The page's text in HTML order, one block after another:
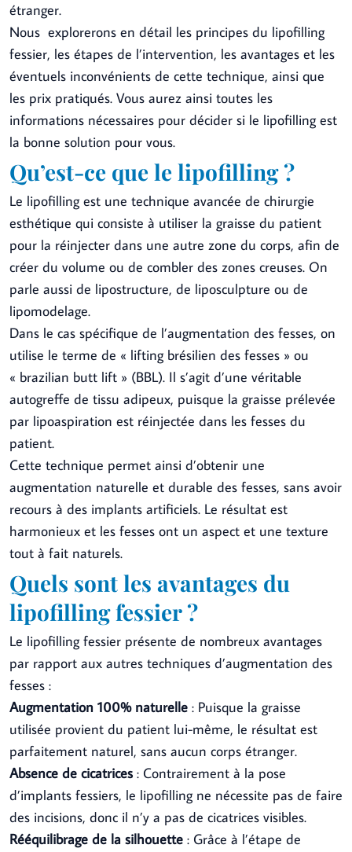
étranger.
Nous explorerons en détail les principes du lipofilling
fessier, les étapes de l’intervention, les avantages et les
éventuels inconvénients de cette technique, ainsi que
les prix pratiqués. Vous aurez ainsi toutes les
informations nécessaires pour décider si le lipofilling est
la bonne solution pour vous.
Qu’est-ce que le lipofilling ?
Le lipofilling est une technique avancée de chirurgie
esthétique qui consiste à utiliser la graisse du patient
pour la réinjecter dans une autre zone du corps, afin de
créer du volume ou de combler des zones creuses. On
parle aussi de lipostructure, de liposculpture ou de
lipomodelage.
Dans le cas spécifique de l’augmentation des fesses, on
utilise le terme de « lifting brésilien des fesses » ou
« brazilian butt lift » (BBL). Il s’agit d’une véritable
autogreffe de tissu adipeux, puisque la graisse prélevée
par lipoaspiration est réinjectée dans les fesses du
patient.
Cette technique permet ainsi d’obtenir une
augmentation naturelle et durable des fesses, sans avoir
recours à des implants artificiels. Le résultat est
harmonieux et les fesses ont un aspect et une texture
tout à fait naturels.
Quels sont les avantages du
lipofilling fessier ?
Le lipofilling fessier présente de nombreux avantages
par rapport aux autres techniques d’augmentation des
fesses :
Augmentation 100% naturelle : Puisque la graisse
utilisée provient du patient lui-même, le résultat est
parfaitement naturel, sans aucun corps étranger.
Absence de cicatrices : Contrairement à la pose
d’implants fessiers, le lipofilling ne nécessite pas de faire
des incisions, donc il n’y a pas de cicatrices visibles.
Rééquilibrage de la silhouette : Grâce à l’étape de